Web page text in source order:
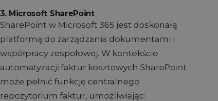
3. Microsoft SharePoint
SharePoint w Microsoft 365 jest doskonałą
platformą do zarządzania dokumentami i
współpracy zespołowej. W kontekście
automatyzacji faktur kosztowych SharePoint
może pełnić funkcję centralnego
repozytorium faktur, umożliwiając: